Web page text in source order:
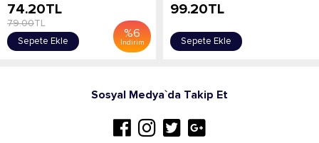
%6
İndirim
74.20TL
79.00TL
Sepete Ekle
99.20TL
Sepete Ekle
Sosyal Medya`da Takip Et